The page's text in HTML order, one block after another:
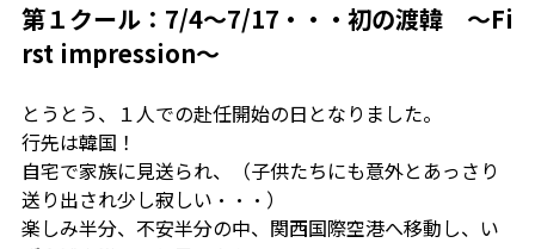
第１クール：7/4～7/17・・・初の渡韓 ～Fi
rst impression～
とうとう、１人での赴任開始の日となりました。
行先は韓国！
自宅で家族に見送られ、（子供たちにも意外とあっさり
送り出され少し寂しい・・・）
楽しみ半分、不安半分の中、関西国際空港へ移動し、い